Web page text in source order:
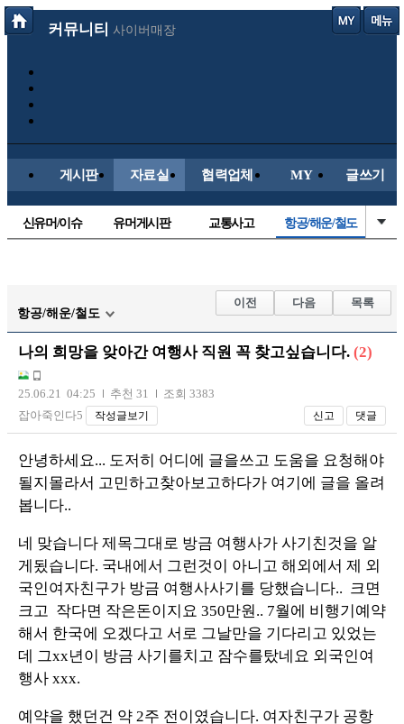
커뮤니티 사이버매장
게시판 자료실 협력업체 MY 글쓰기
신유머/이슈 유머게시판 교통사고 항공/해운/철도
레이싱모델 자유사진
군사/무기
장착시공사진
항공/해운/철도
이전 다음 목록
나의 희망을 앚아간 여행사 직원 꼭 찾고싶습니다. (2)
25.06.21 04:25 추천 31
조회 3383
잡아죽인다5
작성글보기 신고 댓글
안녕하세요... 도저히 어디에 글을쓰고 도움을 요청해야
될지몰라서 고민하고찾아보고하다가 여기에 글을 올려
봅니다..
네 맞습니다 제목그대로 방금 여행사가 사기친것을 알
게됬습니다. 국내에서 그런것이 아니고 해외에서 제 외
국인여자친구가 방금 여행사사기를 당했습니다.. 크면
크고 작다면 작은돈이지요 350만원.. 7월에 비행기예약
해서 한국에 오겠다고 서로 그날만을 기다리고 있었는
데 그xx년이 방금 사기를치고 잠수를탔네요 외국인여
행사 xxx.
예약을 했던건 약 2주 전이였습니다. 여자친구가 공항